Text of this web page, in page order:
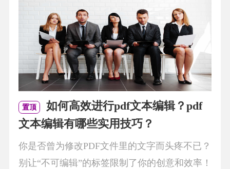
置顶
如何高效进行pdf文本编辑？pdf
文本编辑有哪些实用技巧？
你是否曾为修改PDF文件里的文字而头疼不已？
别让“不可编辑”的标签限制了你的创意和效率！